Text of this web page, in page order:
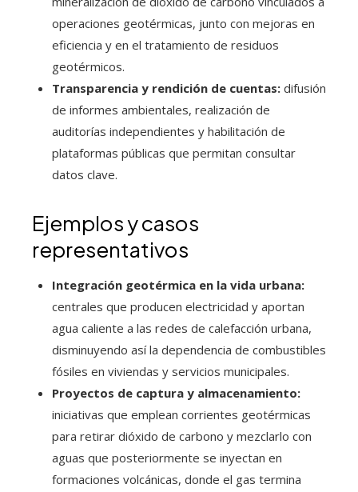
operaciones geotérmicas, junto con mejoras en
eficiencia y en el tratamiento de residuos
geotérmicos.
Transparencia y rendición de cuentas: difusión
de informes ambientales, realización de
auditorías independientes y habilitación de
plataformas públicas que permitan consultar
datos clave.
Ejemplos y casos
representativos
Integración geotérmica en la vida urbana:
centrales que producen electricidad y aportan
agua caliente a las redes de calefacción urbana,
disminuyendo así la dependencia de combustibles
fósiles en viviendas y servicios municipales.
Proyectos de captura y almacenamiento:
iniciativas que emplean corrientes geotérmicas
para retirar dióxido de carbono y mezclarlo con
aguas que posteriormente se inyectan en
formaciones volcánicas, donde el gas termina